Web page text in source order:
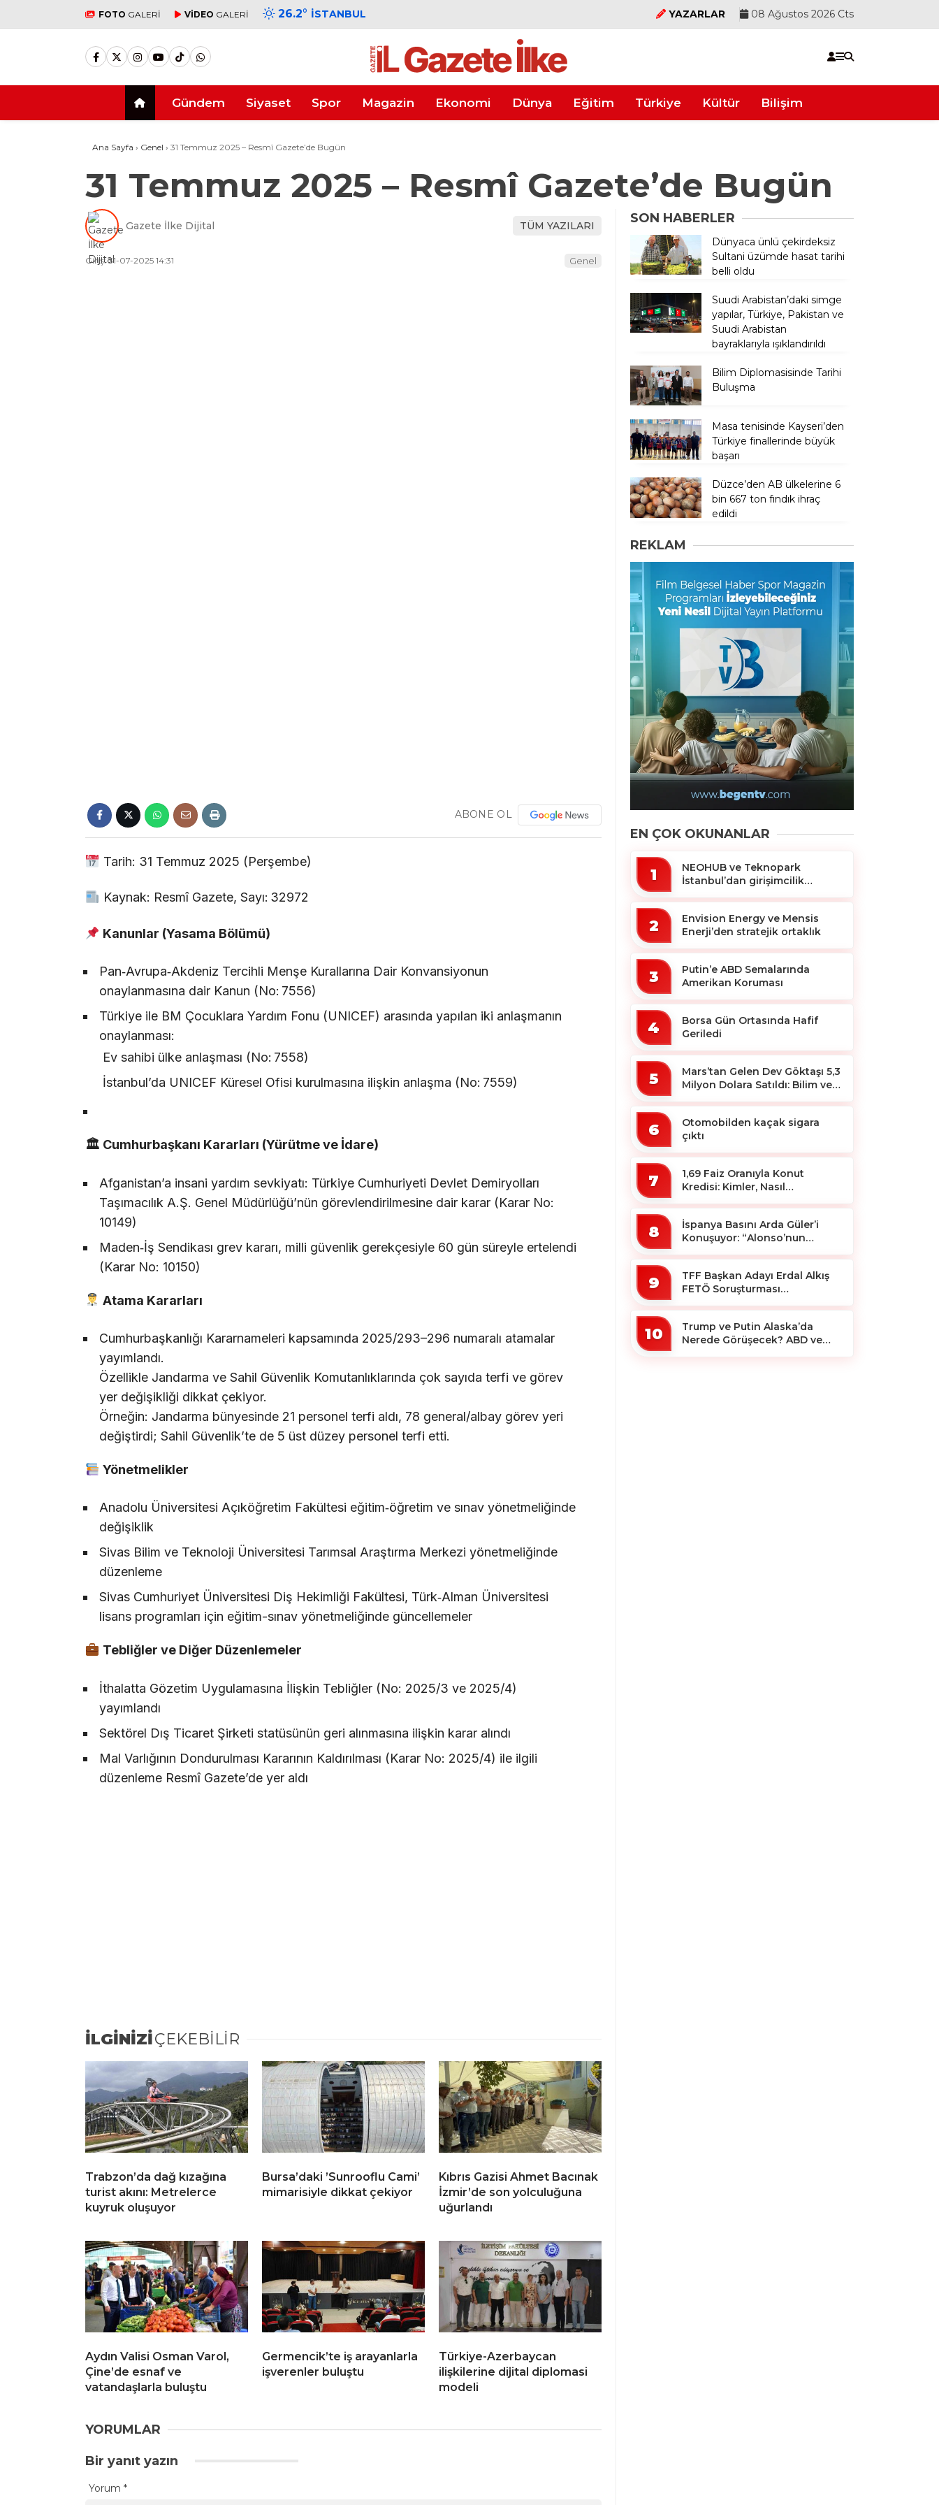
FOTO GALERİ VİDEO GALERİ 26.2° İSTANBUL YAZARLAR 08 Ağustos 2026 Cts
Gündem Siyaset Spor Magazin Ekonomi Dünya Eğitim Türkiye Kültür Bilişim
Ana Sayfa › Genel › 31 Temmuz 2025 – Resmî Gazete’de Bugün
31 Temmuz 2025 – Resmî Gazete’de Bugün
Gazete İlke Dijital TÜM YAZILARI
Giriş: 31-07-2025 14:31 Genel
ABONE OL
Tarih: 31 Temmuz 2025 (Perşembe)
Kaynak: Resmî Gazete, Sayı: 32972
Kanunlar (Yasama Bölümü)
Pan‑Avrupa‑Akdeniz Tercihli Menşe Kurallarına Dair Konvansiyonun
onaylanmasına dair Kanun (No: 7556)
Türkiye ile BM Çocuklara Yardım Fonu (UNICEF) arasında yapılan iki anlaşmanın
onaylanması:
Ev sahibi ülke anlaşması (No: 7558)
İstanbul’da UNICEF Küresel Ofisi kurulmasına ilişkin anlaşma (No: 7559)
🏛 Cumhurbaşkanı Kararları (Yürütme ve İdare)
Afganistan’a insani yardım sevkiyatı: Türkiye Cumhuriyeti Devlet Demiryolları
Taşımacılık A.Ş. Genel Müdürlüğü’nün görevlendirilmesine dair karar (Karar No:
10149)
Maden‑İş Sendikası grev kararı, milli güvenlik gerekçesiyle 60 gün süreyle ertelendi
(Karar No: 10150)
Atama Kararları
Cumhurbaşkanlığı Kararnameleri kapsamında 2025/293–296 numaralı atamalar
yayımlandı.
Özellikle Jandarma ve Sahil Güvenlik Komutanlıklarında çok sayıda terfi ve görev
yer değişikliği dikkat çekiyor.
Örneğin: Jandarma bünyesinde 21 personel terfi aldı, 78 general/albay görev yeri
değiştirdi; Sahil Güvenlik’te de 5 üst düzey personel terfi etti.
Yönetmelikler
Anadolu Üniversitesi Açıköğretim Fakültesi eğitim‑öğretim ve sınav yönetmeliğinde
değişiklik
Sivas Bilim ve Teknoloji Üniversitesi Tarımsal Araştırma Merkezi yönetmeliğinde
düzenleme
Sivas Cumhuriyet Üniversitesi Diş Hekimliği Fakültesi, Türk‑Alman Üniversitesi
lisans programları için eğitim-sınav yönetmeliğinde güncellemeler
Tebliğler ve Diğer Düzenlemeler
İthalatta Gözetim Uygulamasına İlişkin Tebliğler (No: 2025/3 ve 2025/4)
yayımlandı
Sektörel Dış Ticaret Şirketi statüsünün geri alınmasına ilişkin karar alındı
Mal Varlığının Dondurulması Kararının Kaldırılması (Karar No: 2025/4) ile ilgili
düzenleme Resmî Gazete’de yer aldı
İLGİNİZİÇEKEBİLİR
Trabzon’da dağ kızağına
turist akını: Metrelerce
kuyruk oluşuyor
Bursa’daki ’Sunrooflu Cami’
mimarisiyle dikkat çekiyor
Kıbrıs Gazisi Ahmet Bacınak
İzmir’de son yolculuğuna
uğurlandı
Aydın Valisi Osman Varol,
Çine’de esnaf ve
vatandaşlarla buluştu
Germencik’te iş arayanlarla
işverenler buluştu
Türkiye-Azerbaycan
ilişkilerine dijital diplomasi
modeli
YORUMLAR
Bir yanıt yazın
Yorum *
SON HABERLER
Dünyaca ünlü çekirdeksiz
Sultani üzümde hasat tarihi
belli oldu
Suudi Arabistan’daki simge
yapılar, Türkiye, Pakistan ve
Suudi Arabistan
bayraklarıyla ışıklandırıldı
Bilim Diplomasisinde Tarihi
Buluşma
Masa tenisinde Kayseri’den
Türkiye finallerinde büyük
başarı
Düzce’den AB ülkelerine 6
bin 667 ton fındık ihraç
edildi
REKLAM
EN ÇOK OKUNANLAR
1
NEOHUB ve Teknopark
İstanbul’dan girişimcilik
2
Envision Energy ve Mensis
Enerji’den stratejik ortaklık
3
Putin’e ABD Semalarında
Amerikan Koruması
4
Borsa Gün Ortasında Hafif
Geriledi
5
Mars’tan Gelen Dev Göktaşı 5,3
Milyon Dolara Satıldı: Bilim ve
6
Otomobilden kaçak sigara
çıktı
7
1,69 Faiz Oranıyla Konut
Kredisi: Kimler, Nasıl
8
İspanya Basını Arda Güler’i
Konuşuyor: “Alonso’nun
9
TFF Başkan Adayı Erdal Alkış
FETÖ Soruşturması
10
Trump ve Putin Alaska’da
Nerede Görüşecek? ABD ve